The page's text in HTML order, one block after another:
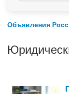
Объявления